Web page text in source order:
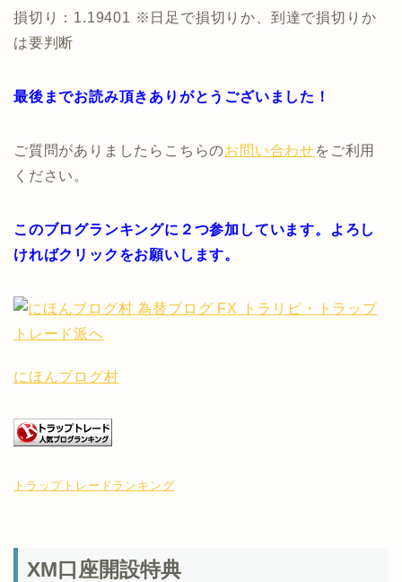
損切り：1.19401 ※日足で損切りか、到達で損切りか
は要判断
最後までお読み頂きありがとうございました！
ご質問がありましたらこちらのお問い合わせをご利用
ください。
このブログランキングに２つ参加しています。よろし
ければクリックをお願いします。
にほんブログ村
トラップトレードランキング
XM口座開設特典